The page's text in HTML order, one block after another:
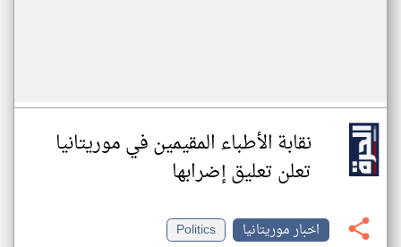
نقابة الأطباء المقيمين في موريتانيا
تعلن تعليق إضرابها
اخبار موريتانيا
Politics